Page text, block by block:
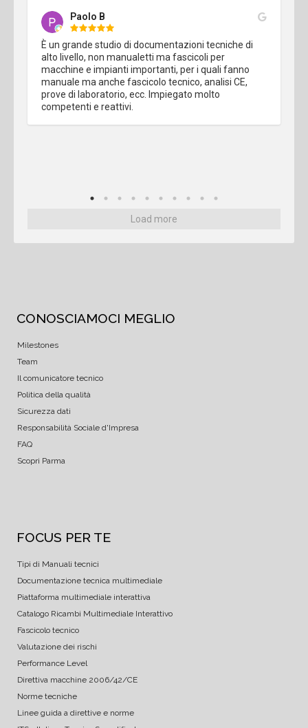
Paolo B
È un grande studio di documentazioni tecniche di
alto livello, non manualetti ma fascicoli per
macchine e impianti importanti, per i quali fanno
manuale ma anche fascicolo tecnico, analisi CE,
prove di laboratorio, ecc. Impiegato molto
competenti e reattivi.
Load more
CONOSCIAMOCI MEGLIO
Milestones
Team
Il comunicatore tecnico
Politica della qualità
Sicurezza dati
Responsabilità Sociale d'Impresa
FAQ
Scopri Parma
FOCUS PER TE
Tipi di Manuali tecnici
Documentazione tecnica multimediale
Piattaforma multimediale interattiva
Catalogo Ricambi Multimediale Interattivo
Fascicolo tecnico
Valutazione dei rischi
Performance Level
Direttiva macchine 2006/42/CE
Norme tecniche
Linee guida a direttive e norme